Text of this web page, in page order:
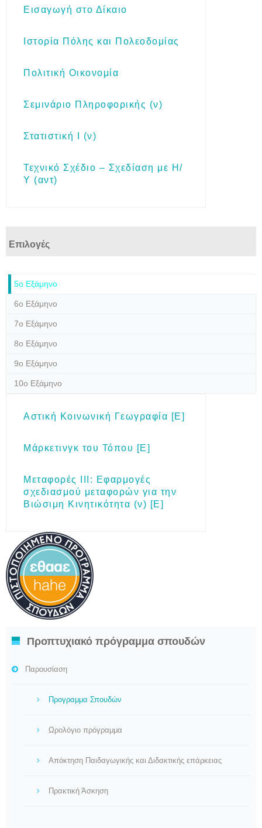
Εισαγωγή στο Δίκαιο
Ιστορία Πόλης και Πολεοδομίας
Πολιτική Οικονομία
Σεμινάριο Πληροφορικής (ν)
Στατιστική Ι (ν)
Τεχνικό Σχέδιο – Σχεδίαση με Η/
Υ (αντ)
Επιλογές
5ο Εξάμηνο
6ο Εξάμηνο
7ο Εξάμηνο
8ο Εξάμηνο
9ο Εξάμηνο
10ο Εξάμηνο
Αστική Κοινωνική Γεωγραφία [E]
Μάρκετινγκ του Τόπου [Ε]
Μεταφορές ΙΙΙ: Εφαρμογές
σχεδιασμού μεταφορών για την
Βιώσιμη Κινητικότητα (ν) [Ε]
Προπτυχιακό πρόγραμμα σπουδών
Παρουσίαση
Προγραμμα Σπουδών
Ωρολόγιο πρόγραμμα
Aπόκτηση Παιδαγωγικής και Διδακτικής επάρκειας
Πρακτική Άσκηση